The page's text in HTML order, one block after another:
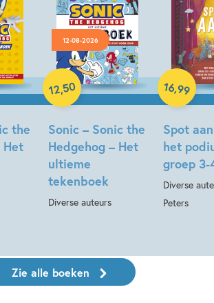
the
Het
12-08-2026
Sonic – Sonic the
Hedgehog – Het
ultieme
tekenboek
Diverse auteurs
12,50
Paperback
Spot
het
groep 3-
Diverse
Peters
16,99
Hardcover
Zie alle boeken